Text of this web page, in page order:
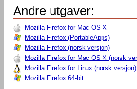
Andre utgaver:
Mozilla Firefox for Mac OS X
Mozilla Firefox (PortableApps)
Mozilla Firefox (norsk versjon)
Mozilla Firefox for Mac OS X (norsk
Mozilla Firefox for Linux (norsk versjon)
Mozilla Firefox 64-bit